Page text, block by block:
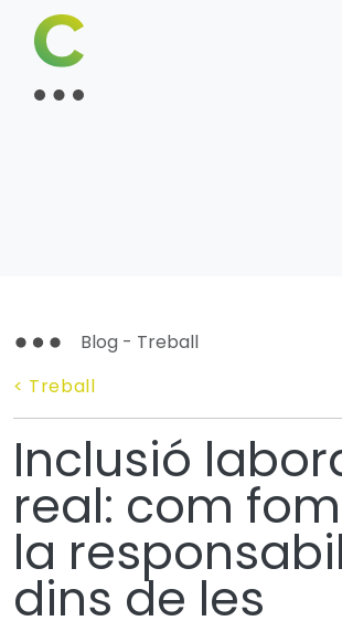
Blog - Treball
< Treball
Inclusió
real: com
la
dins de les